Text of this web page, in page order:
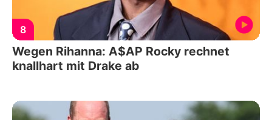
8
Wegen Rihanna: A$AP Rocky rechnet
knallhart mit Drake ab